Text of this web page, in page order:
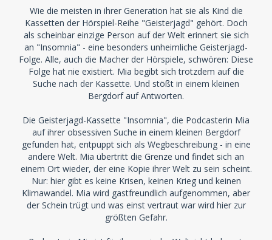
Wie die meisten in ihrer Generation hat sie als Kind die
Kassetten der Hörspiel-Reihe "Geisterjagd" gehört. Doch
als scheinbar einzige Person auf der Welt erinnert sie sich
an "Insomnia" - eine besonders unheimliche Geisterjagd-
Folge. Alle, auch die Macher der Hörspiele, schwören: Diese
Folge hat nie existiert. Mia begibt sich trotzdem auf die
Suche nach der Kassette. Und stößt in einem kleinen
Bergdorf auf Antworten.
Die Geisterjagd-Kassette "Insomnia", die Podcasterin Mia
auf ihrer obsessiven Suche in einem kleinen Bergdorf
gefunden hat, entpuppt sich als Wegbeschreibung - in eine
andere Welt. Mia übertritt die Grenze und findet sich an
einem Ort wieder, der eine Kopie ihrer Welt zu sein scheint.
Nur: hier gibt es keine Krisen, keinen Krieg und keinen
Klimawandel. Mia wird gastfreundlich aufgenommen, aber
der Schein trügt und was einst vertraut war wird hier zur
größten Gefahr.